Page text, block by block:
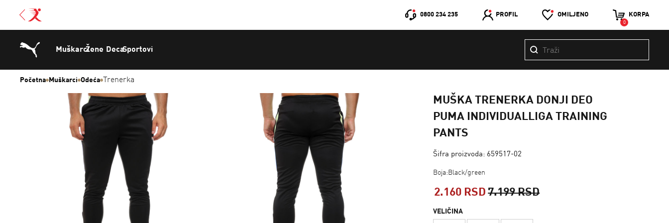
0800 234 235 PROFIL OMILJENO KORPA
0
MuškarciŽene DecaSportovi
Početna Muškarci Odeća Trenerka
MUŠKA TRENERKA DONJI DEO
PUMA INDIVIDUALLIGA TRAINING
PANTS
Šifra proizvoda: 659517-02
Boja:Black/green
2.160 RSD 7.199 RSD
VELIČINA